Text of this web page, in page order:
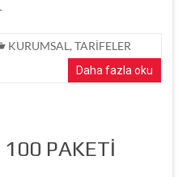
KURUMSAL , TARİFELER
Daha fazla oku
100 PAKETİ